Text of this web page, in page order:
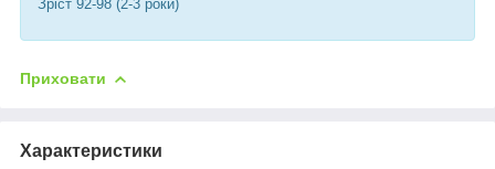
Зріст 92-98 (2-3 роки)
Приховати
Характеристики